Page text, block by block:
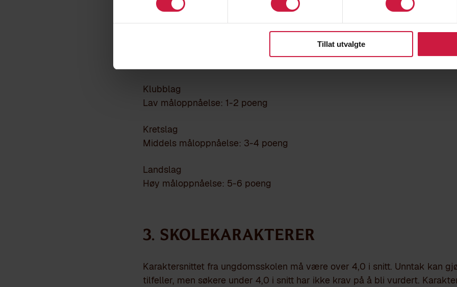
Tillat utvalgte
idrettsresultater/
Klubblag
Lav måloppnåelse: 1-2 poeng
Kretslag
Middels måloppnåelse: 3-4 poeng
Landslag
Høy måloppnåelse: 5-6 poeng
3. Skolekarakterer
Karaktersnittet fra ungdomsskolen må være over 4,0 i snitt. Unntak kan
tilfeller, men søkere under 4,0 i snitt har ikke krav på å bli vurdert.